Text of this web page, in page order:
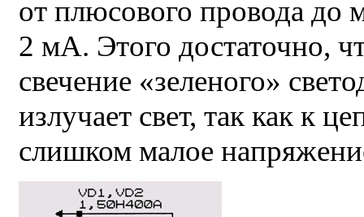
от плюсового провода до
2 мА. Этого достаточно,
свечение «зеленого»
излучает свет, так как к
слишком малое